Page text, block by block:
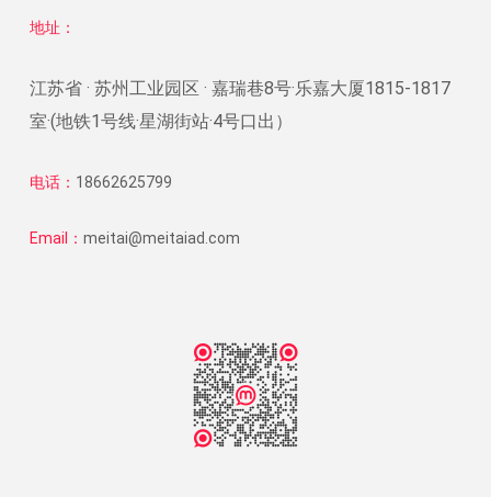
地址：
江苏省 · 苏州工业园区 · 嘉瑞巷8号·乐嘉大厦1815-1817
室·(地铁1号线·星湖街站·4号口出）
电话： 18662625799
Email： meitai@meitaiad.com